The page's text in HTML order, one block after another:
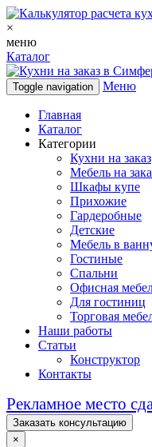
×
меню
Каталог
Toggle navigation Меню
Главная
Каталог
Категории
Кухни на заказ
Мебель на
Шкафы купе
Прихожие
Гардеробные
Детские
Мебель в
Гостиные
Спальни
Офисная
Для гостиниц
Торговая
Наши работы
Статьи
Конструктор
Контакты
Рекламное место
Заказать консультацию
×